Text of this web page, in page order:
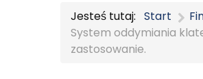
Jesteś tutaj: Start
System oddymiania
zastosowanie.